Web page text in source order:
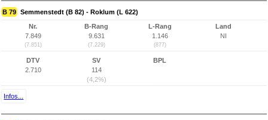
B 79 Semmenstedt (B 82) - Roklum (L 622)
Nr.
7.849
(7.851)
B-Rang
9.631
(7.229)
L-Rang
1.146
(877)
Land
NI
DTV
2.710
SV
114
(4,2%)
BPL
Infos...